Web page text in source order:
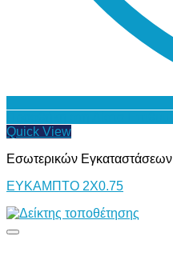
Quick View
Εσωτερικών Εγκαταστάσεων
ΕΥΚΑΜΠΤΟ 2Χ0.75